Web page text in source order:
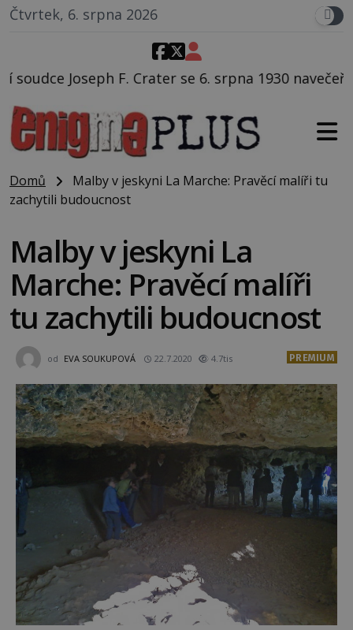
Čtvrtek, 6. srpna 2026
se 6. srpna 1930 navečeří ve své oblíbené
Domů
Malby v jeskyni La Marche: Pravěcí malíři tu
zachytili budoucnost
Malby v jeskyni La
Marche: Pravěcí malíři
tu zachytili budoucnost
od EVA SOUKUPOVÁ 22.7.2020 4.7tis PREMIUM